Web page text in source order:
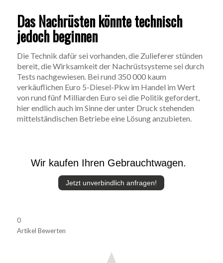
Das Nachrüsten könnte technisch
jedoch beginnen
Die Technik dafür sei vorhanden, die Zulieferer stünden
bereit, die Wirksamkeit der Nachrüstsysteme sei durch
Tests nachgewiesen. Bei rund 350 000 kaum
verkäuflichen Euro 5-Diesel-Pkw im Handel im Wert
von rund fünf Milliarden Euro sei die Politik gefordert,
hier endlich auch im Sinne der unter Druck stehenden
mittelständischen Betriebe eine Lösung anzubieten.
Wir kaufen Ihren Gebrauchtwagen.
Jetzt unverbindlich anfragen!
0
Artikel Bewerten